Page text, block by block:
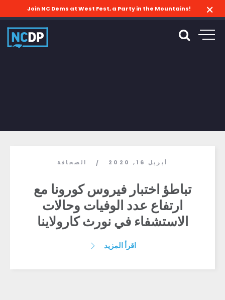
Join NC Dems at West Fest, a Party in the Mountains!
أبريل 16, 2020 / الصحافة
تباطؤ اختبار فيروس كورونا مع
ارتفاع عدد الوفيات وحالات
الاستشفاء في نورث كارولاينا
اقرأ المزيد